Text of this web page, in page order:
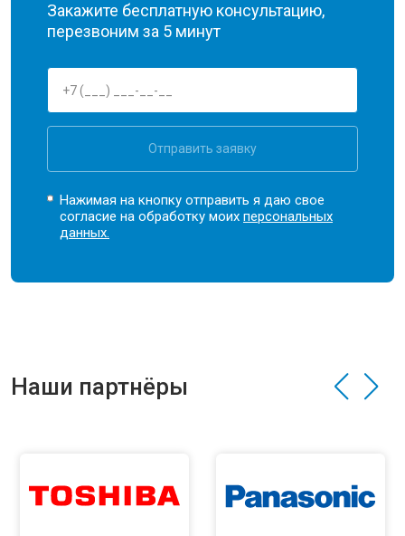
Закажите бесплатную консультацию,
перезвоним за 5 минут
Отправить заявку
Нажимая на кнопку отправить я даю свое
согласие на обработку моихперсональных
данных.
Наши партнёры